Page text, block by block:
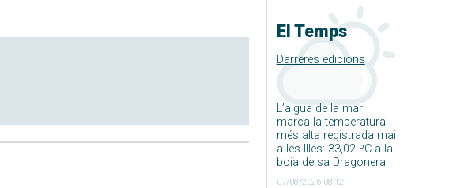
El Temps
Darreres edicions
L’aigua de la mar
marca la temperatura
més alta registrada mai
a les Illes: 33,02 ºC a la
boia de sa Dragonera
07/08/2026 08:12